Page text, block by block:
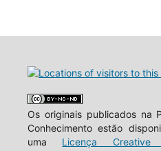
Os originais publicados na
Conhecimento estão
uma Licença